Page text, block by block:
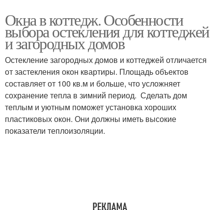
Окна в коттедж. Особенности
выбора остекления для коттеджей
и загородных домов
Остекление загородных домов и коттеджей отличается
от застекления окон квартиры. Площадь объектов
составляет от 100 кв.м и больше, что усложняет
сохранение тепла в зимний период. Сделать дом
теплым и уютным поможет установка хороших
пластиковых окон. Они должны иметь высокие
показатели теплоизоляции.